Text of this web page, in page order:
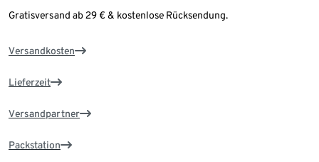
Gratisversand ab 29 € & kostenlose Rücksendung.
Versandkosten
Lieferzeit
Versandpartner
Packstation